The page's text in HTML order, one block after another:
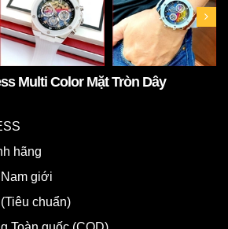
Multi Color Mặt Tròn Dây
hãng
giới
chuẩn)